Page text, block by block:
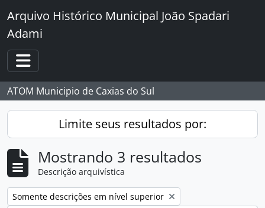
Skip to main content
Arquivo Histórico Municipal João Spadari
Adami
Toggle navigation
ATOM Municipio de Caxias do Sul
Limite seus resultados por:
Mostrando 3 resultados
Descrição arquivística
Remover filtro:
Somente descrições em nível superior